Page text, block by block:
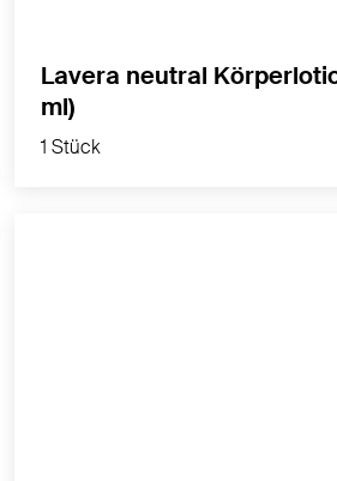
Lavera neutral
ml)
1 Stück